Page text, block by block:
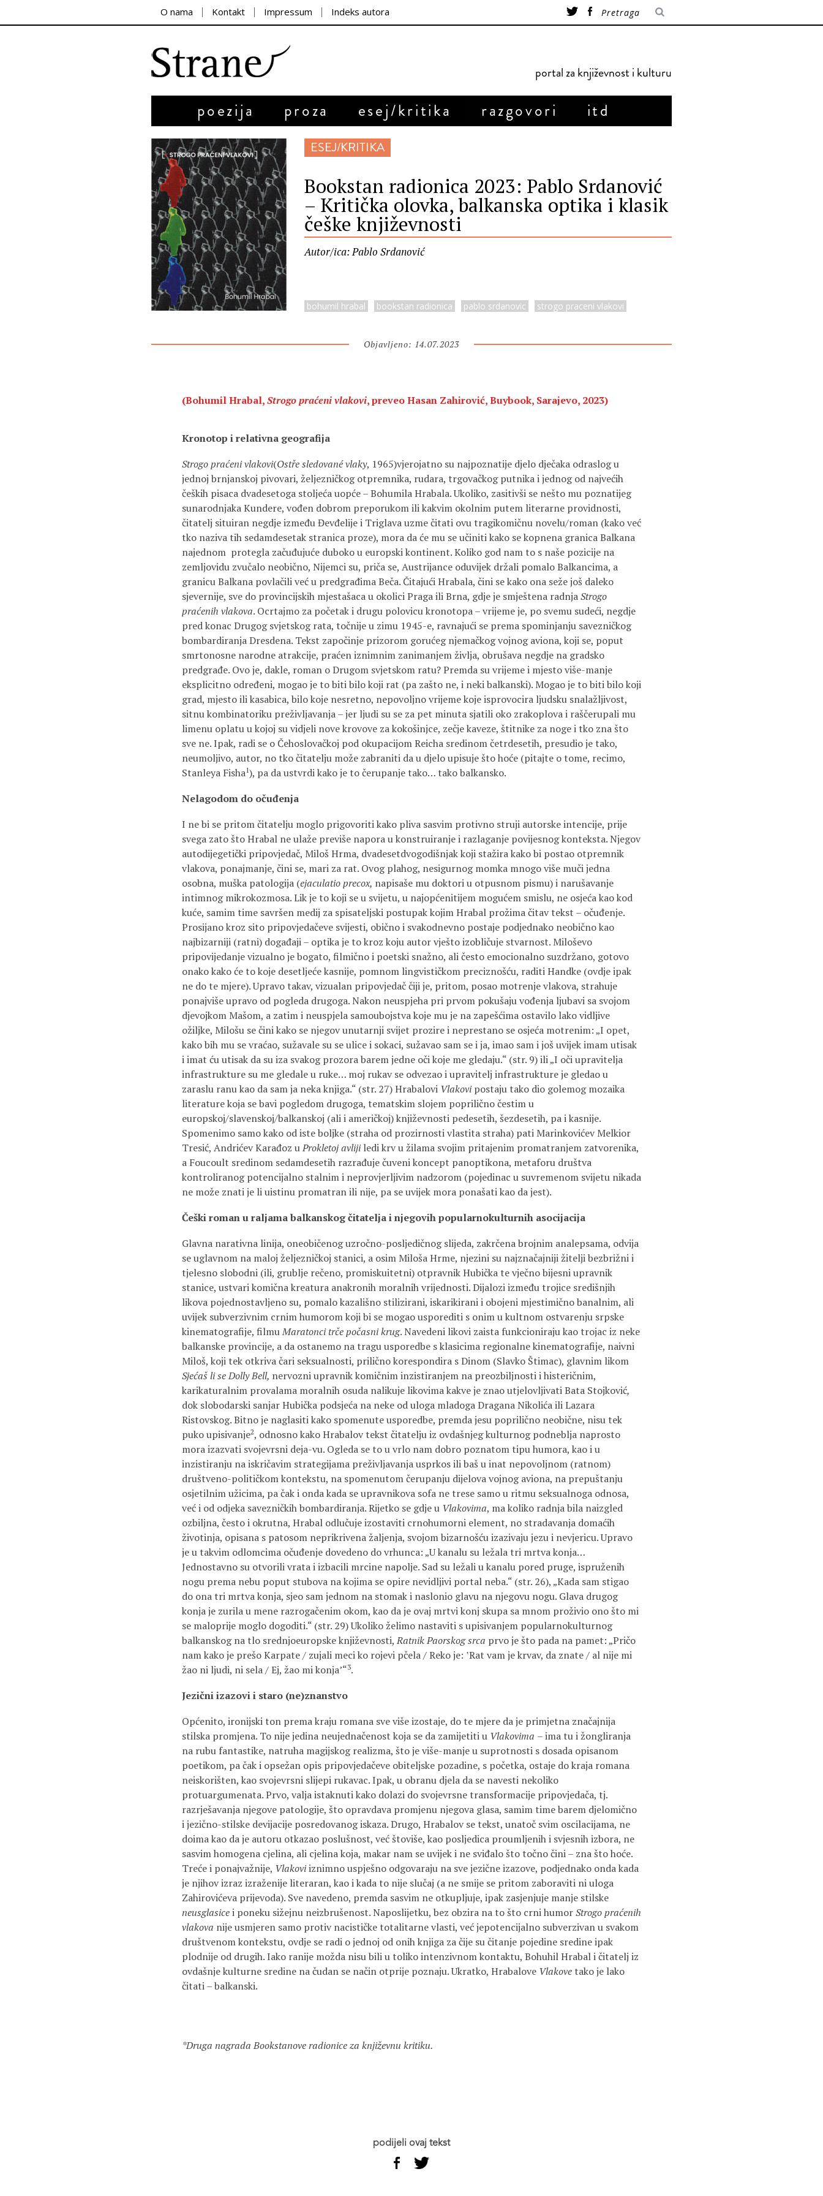
O nama Kontakt Impressum Indeks autora
portal za književnost i kulturu
poezija proza esej/kritika razgovori itd
ESEJ/KRITIKA
Bookstan radionica 2023: Pablo Srdanović
– Kritička olovka, balkanska optika i klasik
češke književnosti
Autor/ica: Pablo Srdanović
bohumil hrabal bookstan radionica pablo srdanovic strogo praceni vlakovi
Objavljeno: 14.07.2023
(Bohumil Hrabal,Strogo praćeni vlakovi, preveo Hasan Zahirović, Buybook, Sarajevo, 2023)
Kronotop i relativna geografija
Strogo praćeni vlakovi(Ostře sledované vlaky, 1965)vjerojatno su najpoznatije djelo dječaka odraslog u
jednoj brnjanskoj pivovari, željezničkog otpremnika, rudara, trgovačkog putnika i jednog od najvećih
čeških pisaca dvadesetoga stoljeća uopće – Bohumila Hrabala. Ukoliko, zasitivši se nešto mu poznatijeg
sunarodnjaka Kundere, vođen dobrom preporukom ili kakvim okolnim putem literarne providnosti,
čitatelj situiran negdje između Đevđelije i Triglava uzme čitati ovu tragikomičnu novelu/roman (kako već
tko naziva tih sedamdesetak stranica proze), mora da će mu se učiniti kako se kopnena granica Balkana
najednom protegla začuđujuće duboko u europski kontinent. Koliko god nam to s naše pozicije na
zemljovidu zvučalo neobično, Nijemci su, priča se, Austrijance oduvijek držali pomalo Balkancima, a
granicu Balkana povlačili već u predgrađima Beča. Čitajući Hrabala, čini se kako ona seže još daleko
sjevernije, sve do provincijskih mjestašaca u okolici Praga ili Brna, gdje je smještena radnjaStrogo
praćenih vlakova. Ocrtajmo za početak i drugu polovicu kronotopa – vrijeme je, po svemu sudeći, negdje
pred konac Drugog svjetskog rata, točnije u zimu 1945-e, ravnajući se prema spominjanju savezničkog
bombardiranja Dresdena. Tekst započinje prizorom gorućeg njemačkog vojnog aviona, koji se, poput
smrtonosne narodne atrakcije, praćen iznimnim zanimanjem življa, obrušava negdje na gradsko
predgrađe. Ovo je, dakle, roman o Drugom svjetskom ratu? Premda su vrijeme i mjesto više-manje
eksplicitno određeni, mogao je to biti bilo koji rat (pa zašto ne, i neki balkanski). Mogao je to biti bilo koji
grad, mjesto ili kasabica, bilo koje nesretno, nepovoljno vrijeme koje isprovocira ljudsku snalažljivost,
sitnu kombinatoriku preživljavanja – jer ljudi su se za pet minuta sjatili oko zrakoplova i raščerupali mu
limenu oplatu u kojoj su vidjeli nove krovove za kokošinjce, zečje kaveze, štitnike za noge i tko zna što
sve ne. Ipak, radi se o Čehoslovačkoj pod okupacijom Reicha sredinom četrdesetih, presudio je tako,
neumoljivo, autor, no tko čitatelju može zabraniti da u djelo upisuje što hoće (pitajte o tome, recimo,
Stanleya Fisha1), pa da ustvrdi kako je to čerupanje tako… tako balkansko.
Nelagodom do očuđenja
I ne bi se pritom čitatelju moglo prigovoriti kako pliva sasvim protivno struji autorske intencije, prije
svega zato što Hrabal ne ulaže previše napora u konstruiranje i razlaganje povijesnog konteksta. Njegov
autodijegetički pripovjedač, Miloš Hrma, dvadesetdvogodišnjak koji stažira kako bi postao otpremnik
vlakova, ponajmanje, čini se, mari za rat. Ovog plahog, nesigurnog momka mnogo više muči jedna
osobna, muška patologija (ejaculatio precox, napisaše mu doktori u otpusnom pismu) i narušavanje
intimnog mikrokozmosa. Lik je to koji se u svijetu, u najopćenitijem mogućem smislu, ne osjeća kao kod
kuće, samim time savršen medij za spisateljski postupak kojim Hrabal prožima čitav tekst – očuđenje.
Prosijano kroz sito pripovjedačeve svijesti, obično i svakodnevno postaje podjednako neobično kao
najbizarniji (ratni) događaji – optika je to kroz koju autor vješto izobličuje stvarnost. Miloševo
pripovijedanje vizualno je bogato, filmično i poetski snažno, ali često emocionalno suzdržano, gotovo
onako kako će to koje desetljeće kasnije, pomnom lingvističkom preciznošću, raditi Handke (ovdje ipak
ne do te mjere). Upravo takav, vizualan pripovjedač čiji je, pritom, posao motrenje vlakova, strahuje
ponajviše upravo od pogleda drugoga. Nakon neuspjeha pri prvom pokušaju vođenja ljubavi sa svojom
djevojkom Mašom, a zatim i neuspjela samoubojstva koje mu je na zapešćima ostavilo lako vidljive
ožiljke, Milošu se čini kako se njegov unutarnji svijet prozire i neprestano se osjeća motrenim: „I opet,
kako bih mu se vraćao, sužavale su se ulice i sokaci, sužavao sam se i ja, imao sam i još uvijek imam utisak
i imat ću utisak da su iza svakog prozora barem jedne oči koje me gledaju.“ (str. 9) ili „I oči upravitelja
infrastrukture su me gledale u ruke… moj rukav se odvezao i upravitelj infrastrukture je gledao u
zaraslu ranu kao da sam ja neka knjiga.“ (str. 27) Hrabalovi Vlakovipostaju tako dio golemog mozaika
literature koja se bavi pogledom drugoga, tematskim slojem poprilično čestim u
europskoj/slavenskoj/balkanskoj (ali i američkoj) književnosti pedesetih, šezdesetih, pa i kasnije.
Spomenimo samo kako od iste boljke (straha od prozirnosti vlastita straha) pati Marinkovićev Melkior
Tresić, Andrićev Karađoz uProkletoj avlijiledi krv u žilama svojim pritajenim promatranjem zatvorenika,
a Foucoult sredinom sedamdesetih razrađuje čuveni koncept panoptikona, metaforu društva
kontroliranog potencijalno stalnim i neprovjerljivim nadzorom (pojedinac u suvremenom svijetu nikada
ne može znati je li uistinu promatran ili nije, pa se uvijek mora ponašati kao da jest).
Češki roman u raljama balkanskog čitatelja i njegovih popularnokulturnih asocijacija
Glavna narativna linija, oneobičenog uzročno-posljedičnog slijeda, zakrčena brojnim analepsama, odvija
se uglavnom na maloj željezničkoj stanici, a osim Miloša Hrme, njezini su najznačajniji žitelji bezbrižni i
tjelesno slobodni (ili, grublje rečeno, promiskuitetni) otpravnik Hubička te vječno bijesni upravnik
stanice, ustvari komična kreatura anakronih moralnih vrijednosti. Dijalozi između trojice središnjih
likova pojednostavljeno su, pomalo kazališno stilizirani, iskarikirani i obojeni mjestimično banalnim, ali
uvijek subverzivnim crnim humorom koji bi se mogao usporediti s onim u kultnom ostvarenju srpske
kinematografije, filmuMaratonci trče počasni krug. Navedeni likovi zaista funkcioniraju kao trojac iz neke
balkanske provincije, a da ostanemo na tragu usporedbe s klasicima regionalne kinematografije, naivni
Miloš, koji tek otkriva čari seksualnosti, prilično korespondira s Dinom (Slavko Štimac), glavnim likom
Sjećaš li se Dolly Bell, nervozni upravnik komičnim inzistiranjem na preozbiljnosti i histeričnim,
karikaturalnim provalama moralnih osuda nalikuje likovima kakve je znao utjelovljivati Bata Stojković,
dok slobodarski sanjar Hubička podsjeća na neke od uloga mladoga Dragana Nikolića ili Lazara
Ristovskog. Bitno je naglasiti kako spomenute usporedbe, premda jesu poprilično neobične, nisu tek
puko upisivanje2, odnosno kako Hrabalov tekst čitatelju iz ovdašnjeg kulturnog podneblja naprosto
mora izazvati svojevrsni deja-vu. Ogleda se to u vrlo nam dobro poznatom tipu humora, kao i u
inzistiranju na iskričavim strategijama preživljavanja usprkos ili baš u inat nepovoljnom (ratnom)
društveno-političkom kontekstu, na spomenutom čerupanju dijelova vojnog aviona, na prepuštanju
osjetilnim užicima, pa čak i onda kada se upravnikova sofa ne trese samo u ritmu seksualnoga odnosa,
već i od odjeka savezničkih bombardiranja. Rijetko se gdje u Vlakovima, ma koliko radnja bila naizgled
ozbiljna, često i okrutna, Hrabal odlučuje izostaviti crnohumorni element, no stradavanja domaćih
životinja, opisana s patosom neprikrivena žaljenja, svojom bizarnošću izazivaju jezu i nevjericu. Upravo
je u takvim odlomcima očuđenje dovedeno do vrhunca: „U kanalu su ležala tri mrtva konja…
Jednostavno su otvorili vrata i izbacili mrcine napolje. Sad su ležali u kanalu pored pruge, ispruženih
nogu prema nebu poput stubova na kojima se opire nevidljivi portal neba.“ (str. 26), „Kada sam stigao
do ona tri mrtva konja, sjeo sam jednom na stomak i naslonio glavu na njegovu nogu. Glava drugog
konja je zurila u mene razrogačenim okom, kao da je ovaj mrtvi konj skupa sa mnom proživio ono što mi
se maloprije moglo dogoditi.“ (str. 29) Ukoliko želimo nastaviti s upisivanjem popularnokulturnog
balkanskog na tlo srednjoeuropske književnosti,Ratnik Paorskog srca prvo je što pada na pamet: „Pričo
nam kako je prešo Karpate / zujali meci ko rojevi pčela / Reko je: ʽRat vam je krvav, da znate / al nije mi
žao ni ljudi, ni sela / Ej, žao mi konjaʼ“3.
Jezični izazovi i staro (ne)znanstvo
Općenito, ironijski ton prema kraju romana sve više izostaje, do te mjere da je primjetna značajnija
stilska promjena. To nije jedina neujednačenost koja se da zamijetiti u Vlakovima – ima tu i žongliranja
na rubu fantastike, natruha magijskog realizma, što je više-manje u suprotnosti s dosada opisanom
poetikom, pa čak i opsežan opis pripovjedačeve obiteljske pozadine, s početka, ostaje do kraja romana
neiskorišten, kao svojevrsni slijepi rukavac. Ipak, u obranu djela da se navesti nekoliko
protuargumenata. Prvo, valja istaknuti kako dolazi do svojevrsne transformacije pripovjedača, tj.
razrješavanja njegove patologije, što opravdava promjenu njegova glasa, samim time barem djelomično
i jezično-stilske devijacije posredovanog iskaza. Drugo, Hrabalov se tekst, unatoč svim oscilacijama, ne
doima kao da je autoru otkazao poslušnost, već štoviše, kao posljedica proumljenih i svjesnih izbora, ne
sasvim homogena cjelina, ali cjelina koja, makar nam se uvijek i ne sviđalo što točno čini – zna što hoće.
Treće i ponajvažnije, Vlakoviiznimno uspješno odgovaraju na sve jezične izazove, podjednako onda kada
je njihov izraz izraženije literaran, kao i kada to nije slučaj (a ne smije se pritom zaboraviti ni uloga
Zahirovićeva prijevoda). Sve navedeno, premda sasvim ne otkupljuje, ipak zasjenjuje manje stilske
neusglasicei poneku sižejnu neizbrušenost. Naposlijetku, bez obzira na to što crni humorStrogo praćenih
vlakova nije usmjeren samo protiv nacističke totalitarne vlasti, već jepotencijalno subverzivan u svakom
društvenom kontekstu, ovdje se radi o jednoj od onih knjiga za čije su čitanje pojedine sredine ipak
plodnije od drugih. Iako ranije možda nisu bili u toliko intenzivnom kontaktu, Bohuhil Hrabal i čitatelj iz
ovdašnje kulturne sredine na čudan se način otprije poznaju. Ukratko, Hrabalove Vlakovetako je lako
čitati – balkanski.
*Druga nagrada Bookstanove radionice za književnu kritiku.
podijeli ovaj tekst